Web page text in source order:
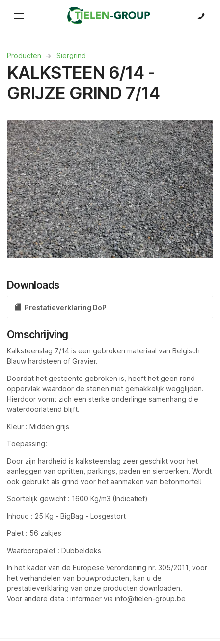
Producten Siergrind
KALKSTEEN 6/14 -
GRIJZE GRIND 7/14
Downloads
Prestatieverklaring DoP
Omschrijving
Kalksteenslag 7/14 is een gebroken materiaal van Belgisch
Blauw hardsteen of Gravier.
Doordat het gesteente gebroken is, heeft het geen rond
oppervlak waardoor de stenen niet gemakkelijk wegglijden.
Hierdoor vormt zich een sterke onderlinge samenhang die
waterdoorlatend blijft.
Kleur : Midden grijs
Toepassing:
Door zijn hardheid is kalksteenslag zeer geschikt voor het
aanleggen van opritten, parkings, paden en sierperken. Wordt
ook gebruikt als grind voor het aanmaken van betonmortel!
Soortelijk gewicht : 1600 Kg/m3 (Indicatief)
Inhoud : 25 Kg - BigBag - Losgestort
Palet : 56 zakjes
Waarborgpalet : Dubbeldeks
In het kader van de Europese Verordening nr. 305/2011, voor
het verhandelen van bouwproducten, kan u de
prestatieverklaring van onze producten downloaden.
Voor andere data : informeer via info@tielen-group.be